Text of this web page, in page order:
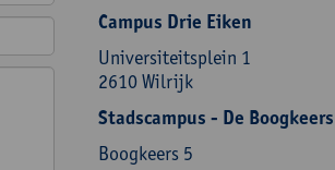
Campus Drie Eiken
Universiteitsplein 1
2610 Wilrijk
Stadscampus - De Boogkeers
Boogkeers 5